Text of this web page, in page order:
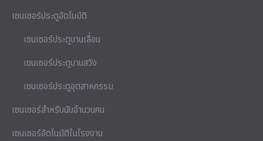
เซนเซอร์ประตูอัตโนมัติ
เซนเซอร์ประตูบานเลื่อน
เซนเซอร์ประตูบานสวิง
เซนเซอร์ประตูอุตสาหกรรม
เซนเซอร์สำหรับนับจำนวนคน
เซนเซอร์อัตโนมัติในโรงงาน